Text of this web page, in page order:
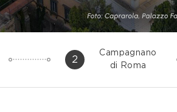
2
Campagnano
di Roma